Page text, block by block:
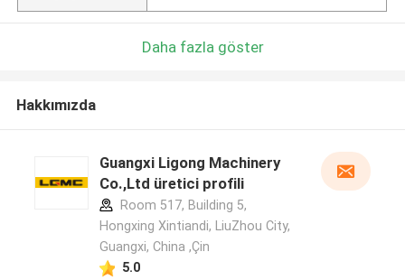
Daha fazla göster
Hakkımızda
Guangxi Ligong Machinery
Co.,Ltd üretici profili
Room 517, Building 5,
Hongxing Xintiandi, LiuZhou City,
Guangxi, China ,Çin
5.0